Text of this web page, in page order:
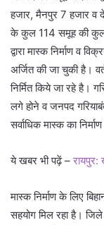
हजार, मैनपुर 7 हजार व
के कुल 114 समूह की कुल
द्वारा मास्क निर्माण
अर्जित की जा चुकी है।
निर्मित किये जा रहे है।
लगे होने व जनपद
सर्वाधिक मास्क का
ये खबर भी पढ़ें –
मास्क निर्माण के लिए
सहयोग मिल रहा है।